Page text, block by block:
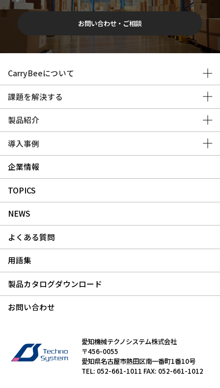
お問い合わせ・ご相談
CarryBeeについて
課題を解決する
製品紹介
導入事例
企業情報
TOPICS
NEWS
よくある質問
用語集
製品カタログダウンロード
お問い合わせ
愛知機械テクノシステム株式会社
〒456-0055
愛知県名古屋市熱田区南一番町1番10号
TEL: 052-661-1011 FAX: 052-661-1012